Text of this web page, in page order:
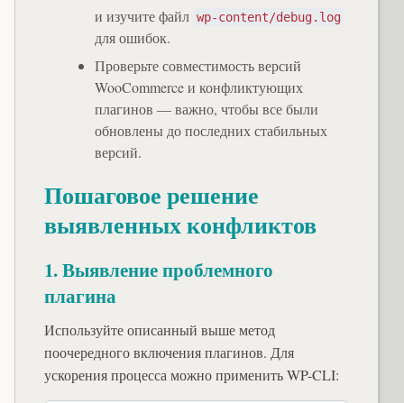
и изучите файл wp-content/debug.log
для ошибок.
Проверьте совместимость версий
WooCommerce и конфликтующих
плагинов — важно, чтобы все были
обновлены до последних стабильных
версий.
Пошаговое решение
выявленных конфликтов
1. Выявление проблемного
плагина
Используйте описанный выше метод
поочередного включения плагинов. Для
ускорения процесса можно применить WP-CLI: